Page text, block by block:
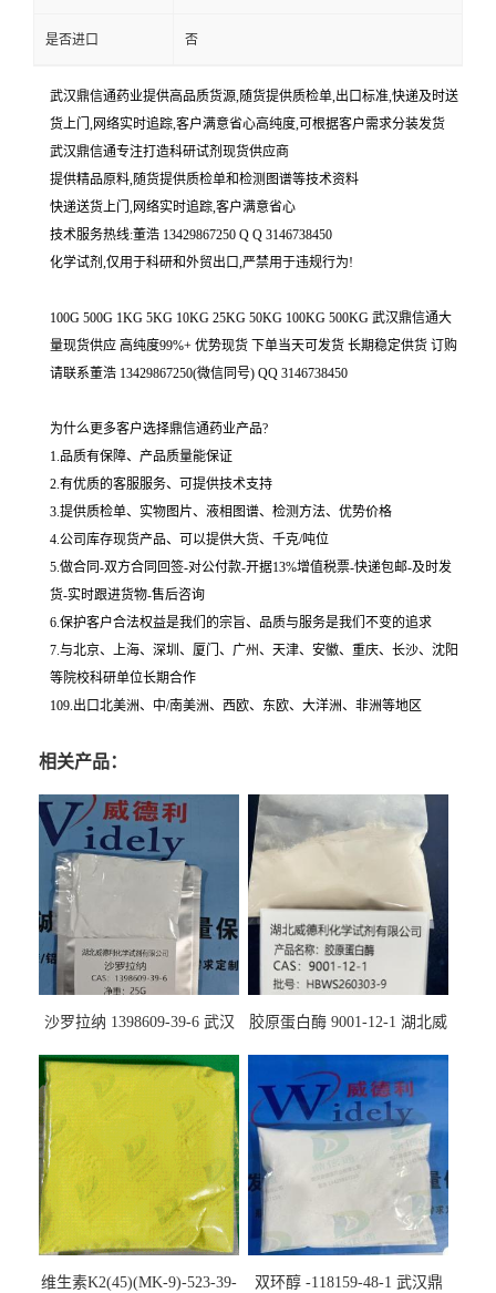
是否进口 否
武汉鼎信通药业提供高品质货源,随货提供质检单,出口标准,快递及时送
货上门,网络实时追踪,客户满意省心高纯度,可根据客户需求分装发货
武汉鼎信通专注打造科研试剂现货供应商
提供精品原料,随货提供质检单和检测图谱等技术资料
快递送货上门,网络实时追踪,客户满意省心
技术服务热线:董浩 13429867250 Q Q 3146738450
化学试剂,仅用于科研和外贸出口,严禁用于违规行为!
100G 500G 1KG 5KG 10KG 25KG 50KG 100KG 500KG 武汉鼎信通大
量现货供应 高纯度99%+ 优势现货 下单当天可发货 长期稳定供货 订购
请联系董浩 13429867250(微信同号) QQ 3146738450
为什么更多客户选择鼎信通药业产品?
1.品质有保障、产品质量能保证
2.有优质的客服服务、可提供技术支持
3.提供质检单、实物图片、液相图谱、检测方法、优势价格
4.公司库存现货产品、可以提供大货、千克/吨位
5.做合同-双方合同回签-对公付款-开据13%增值税票-快递包邮-及时发
货-实时跟进货物-售后咨询
6.保护客户合法权益是我们的宗旨、品质与服务是我们不变的追求
7.与北京、上海、深圳、厦门、广州、天津、安徽、重庆、长沙、沈阳
等院校科研单位长期合作
109.出口北美洲、中/南美洲、西欧、东欧、大洋洲、非洲等地区
相关产品：
沙罗拉纳 1398609-39-6 武汉
胶原蛋白酶 9001-12-1 湖北威
维生素K2(45)(MK-9)-523-39- 双环醇 -118159-48-1 武汉鼎